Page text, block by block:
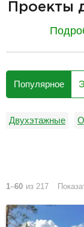
Проекты
Популярное
Двухэтажные
1–60 из 217